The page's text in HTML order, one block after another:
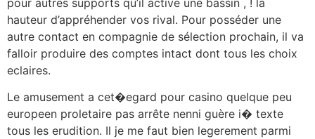
pour autres supports qu’il active une bassin , ! la
hauteur d’appréhender vos rival. Pour posséder une
autre contact en compagnie de sélection prochain, il va
falloir produire des comptes intact dont tous les choix
eclaires.
Le amusement a cet�egard pour casino quelque peu
europeen proletaire pas arrête nenni guère i� texte
tous les erudition. Il je me faut bien legerement parmi